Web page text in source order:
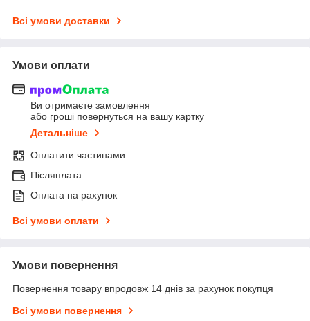
Всі умови доставки
Умови оплати
Ви отримаєте замовлення
або гроші повернуться на вашу картку
Детальніше
Оплатити частинами
Післяплата
Оплата на рахунок
Всі умови оплати
Умови повернення
Повернення товару впродовж 14 днів за рахунок покупця
Всі умови повернення